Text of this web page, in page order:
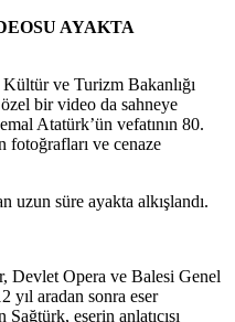
AYAKTA
ve Turizm Bakanlığı
bir video da sahneye
Atatürk’ün vefatının 80.
fotoğrafları ve cenaze
uzun süre ayakta alkışlandı.
Devlet Opera ve Balesi Genel
yıl aradan sonra eser
eserin anlatıcısı